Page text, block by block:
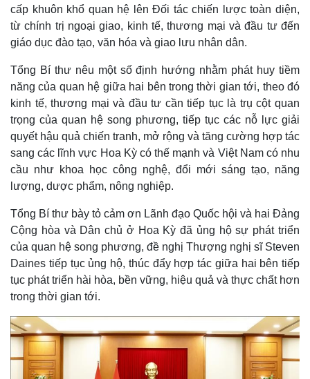
Kinh tế
Bất động sản
Khởi nghiệp
Thị trường
Giá vàng
Tiêu dùng
Tỷ giá
Chứng khoán
Giá cà phê
cấp khuôn khổ quan hệ lên Đối tác chiến lược toàn diện,
từ chính trị ngoại giao, kinh tế, thương mại và đầu tư đến
giáo dục đào tạo, văn hóa và giao lưu nhân dân.
Tổng Bí thư nêu một số định hướng nhằm phát huy tiềm
năng của quan hệ giữa hai bên trong thời gian tới, theo đó
kinh tế, thương mại và đầu tư cần tiếp tục là trụ cột quan
trọng của quan hệ song phương, tiếp tục các nỗ lực giải
quyết hậu quả chiến tranh, mở rộng và tăng cường hợp tác
sang các lĩnh vực Hoa Kỳ có thế mạnh và Việt Nam có nhu
cầu như khoa học công nghệ, đổi mới sáng tạo, năng
lượng, dược phẩm, nông nghiệp.
Tổng Bí thư bày tỏ cảm ơn Lãnh đạo Quốc hội và hai Đảng
Cộng hòa và Dân chủ ở Hoa Kỳ đã ủng hộ sự phát triển
của quan hệ song phương, đề nghị Thượng nghị sĩ Steven
Daines tiếp tục ủng hộ, thúc đẩy hợp tác giữa hai bên tiếp
tục phát triển hài hòa, bền vững, hiệu quả và thực chất hơn
trong thời gian tới.